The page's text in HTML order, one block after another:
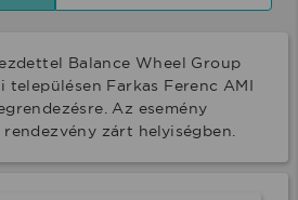
Balance Wheel Group
településen Farkas Ferenc AMI
Az esemény
zárt helyiségben.